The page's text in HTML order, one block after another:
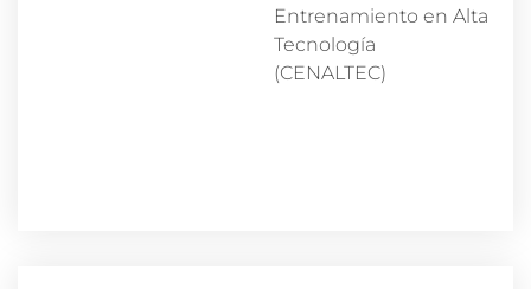
Entrenamiento en Alta
Tecnología
(CENALTEC)